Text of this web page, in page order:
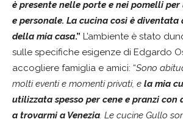
è presente nelle porte e nei pomelli
e personale. La cucina così è
della mia casa.” L’ambiente è stato
sulle specifiche esigenze di Edgardo
accogliere famiglia e amici: “Sono
molti eventi e momenti privati, e la mia
utilizzata spesso per cene e pranzi con
a trovarmi a Venezia. Le cucine Gullo